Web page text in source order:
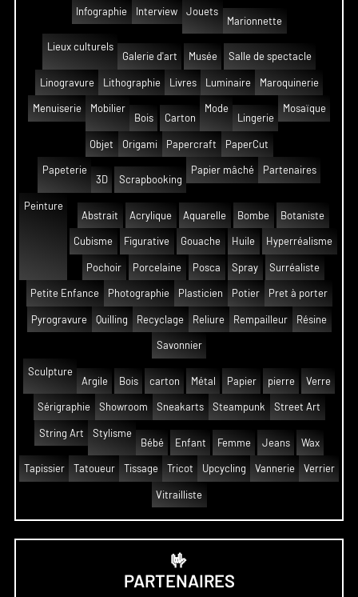
Infographie Interview
Jouets
Marionnette
Lieux culturels
Galerie d'art
Musée Salle de spectacle
Linogravure Lithographie Livres Luminaire Maroquinerie
Menuiserie
Mobilier
Bois
Carton
Mode
Lingerie
Mosaïque
Objet Origami Papercraft PaperCut
Papeterie
3D
Scrapbooking
Papier mâché Partenaires
Peinture
Abstrait
Acrylique Aquarelle Bombe Botaniste
Cubisme Figurative Gouache Huile Hyperréalisme
Pochoir Porcelaine Posca Spray Surréaliste
Petite Enfance Photographie Plasticien Potier Pret à porter
Pyrogravure Quilling Recyclage Reliure Rempailleur Résine
Savonnier
Sculpture
Argile
Bois carton Métal Papier pierre Verre
Sérigraphie Showroom Sneakarts Steampunk Street Art
String Art
Stylisme
Bébé
Enfant Femme Jeans Wax
Tapissier Tatoueur Tissage Tricot Upcycling Vannerie Verrier
Vitrailliste
🤟
PARTENAIRES